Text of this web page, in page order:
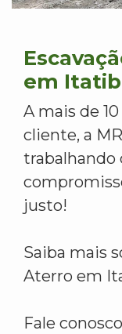
em
A mais de
cliente, a
trabalhando
justo!
Saiba mais
Aterro em
Fale